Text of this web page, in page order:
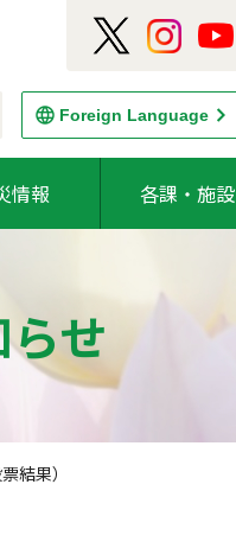
Foreign Language
情報 各課・施設
せ
結果）